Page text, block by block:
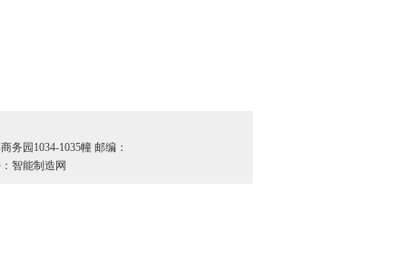
务园1034-1035幢 邮编：
智能制造网